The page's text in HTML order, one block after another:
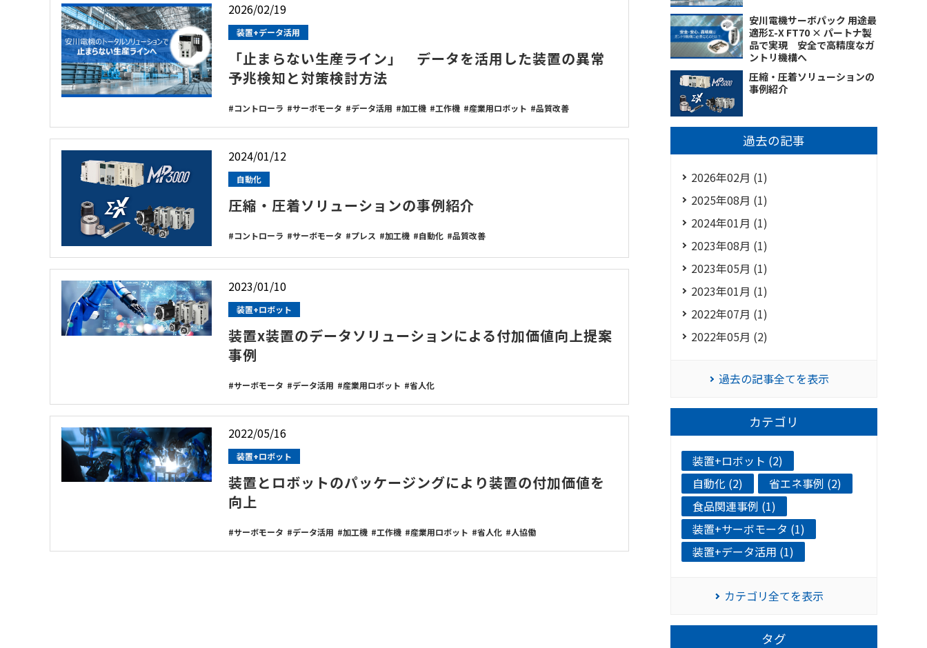
2026/02/19
装置+データ活用
「止まらない生産ライン」 データを活用した装置の異常
予兆検知と対策検討方法
コントローラ サーボモータ データ活用 加工機 工作機 産業用ロボット 品質改善
2024/01/12
自動化
圧縮・圧着ソリューションの事例紹介
コントローラ サーボモータ プレス 加工機 自動化 品質改善
2023/01/10
装置+ロボット
装置x装置のデータソリューションによる付加価値向上提案
事例
サーボモータ データ活用 産業用ロボット 省人化
2022/05/16
装置+ロボット
装置とロボットのパッケージングにより装置の付加価値を
向上
サーボモータ データ活用 加工機 工作機 産業用ロボット 省人化 人協働
安川電機サーボパック 用途最
適形Σ-X FT70 × パートナ製
品で実現 安全で高精度なガ
ントリ機構へ
圧縮・圧着ソリューションの
事例紹介
過去の記事
2026年02月 (1)
2025年08月 (1)
2024年01月 (1)
2023年08月 (1)
2023年05月 (1)
2023年01月 (1)
2022年07月 (1)
2022年05月 (2)
過去の記事全てを表示
カテゴリ
装置+ロボット (2)
自動化 (2)
省エネ事例 (2)
食品関連事例 (1)
装置+サーボモータ (1)
装置+データ活用 (1)
カテゴリ全てを表示
タグ